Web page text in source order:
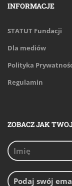
INFORMACJE
STATUT Fundacji
Dla mediów
Polityka
Regulamin
ZOBACZ JAK